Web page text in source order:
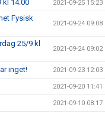
kl 14.00 2021-09-25 15:23
Fysisk
2021-09-24 09:08
25/9 kl
2021-09-24 09:02
inget! 2021-09-23 12:03
2021-09-20 11:41
2021-09-10 08:17